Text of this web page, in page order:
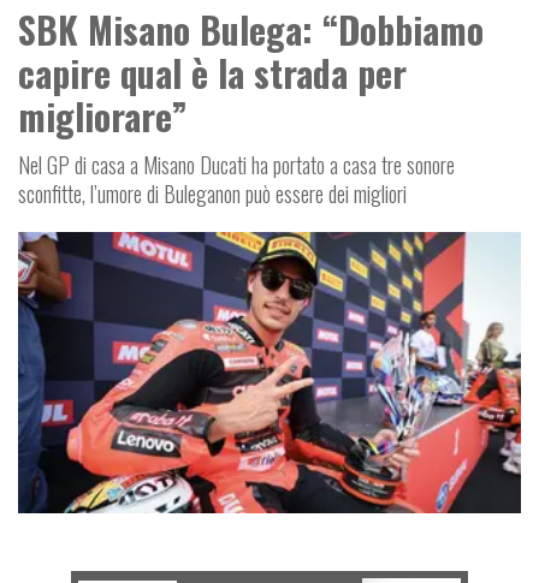
SBK Misano Bulega: “Dobbiamo
capire qual è la strada per
migliorare”
Nel GP di casa a Misano Ducati ha portato a casa tre sonore
sconfitte, l’umore di Buleganon può essere dei migliori